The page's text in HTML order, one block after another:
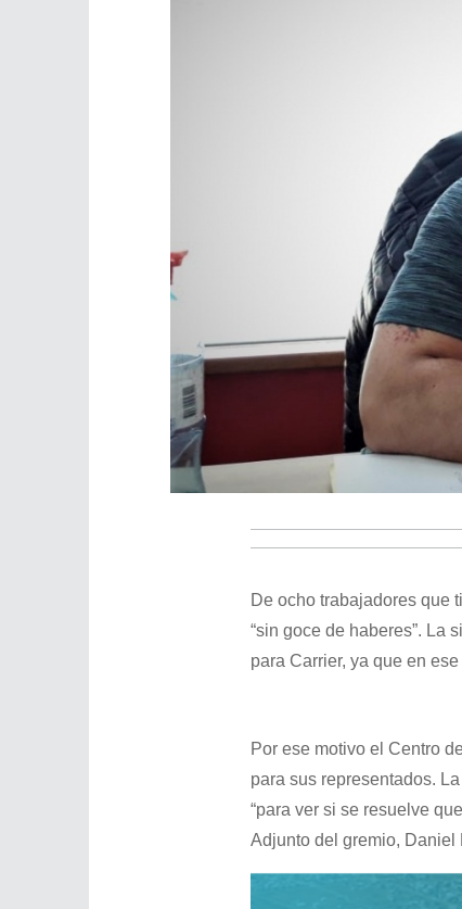
De ocho trabajadores que
“sin goce de haberes”. La
para Carrier, ya que en
Por ese motivo el Centro
para sus representados.
“para ver si se resuelve
Adjunto del gremio, Daniel